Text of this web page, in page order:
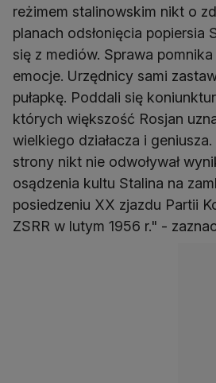
reżimem stalinowskim nikt o
planach odsłonięcia popiersia
się z mediów. Sprawa
emocje. Urzędnicy sami
pułapkę. Poddali się
których większość Rosjan
wielkiego działacza i
strony nikt nie odwoływał
osądzenia kultu Stalina na
posiedzeniu XX zjazdu Partii
ZSRR w lutym 1956 r." -